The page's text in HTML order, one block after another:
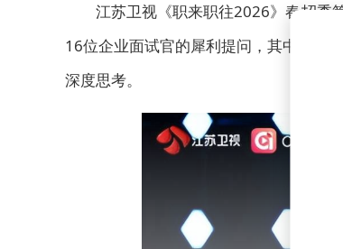
江苏卫视《职来职往2026》春招季
16位企业面试官的犀利提问，其中涉及
深度思考。